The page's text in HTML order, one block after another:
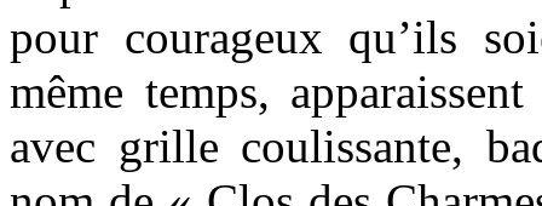
pour courageux qu’ils
même temps,
avec grille coulissante,